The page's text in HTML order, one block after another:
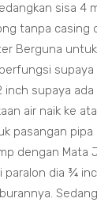
sisa 4
tanpa casing
Berguna
inch supaya
air naik ke
pasangan pipa
dengan Mata
paralon dia ¾